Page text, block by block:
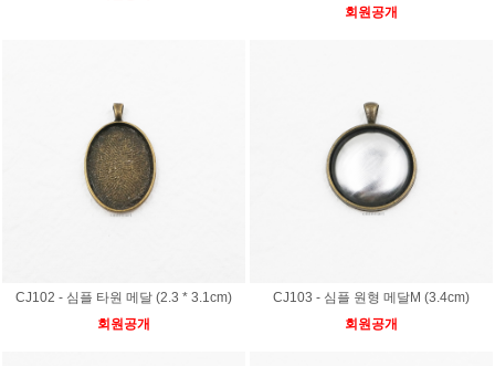
회원공개
CJ102 - 심플 타원 메달 (2.3 * 3.1cm)
회원공개
CJ103 - 심플 원형 메달M (3.4cm)
회원공개